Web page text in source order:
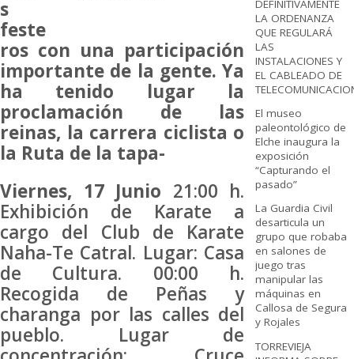
s
feste
ros con una participación
importante de la gente. Ya
ha tenido lugar la
proclamación de las
reinas, la carrera ciclista o
la Ruta de la tapa-
Viernes, 17 Junio 21:00 h.
Exhibición de Karate a
cargo del Club de Karate
Naha-Te Catral. Lugar: Casa
de Cultura. 00:00 h.
Recogida de Peñas y
charanga por las calles del
pueblo. Lugar de
DEFINITIVAMENTE
LA ORDENANZA
QUE REGULARÁ
LAS
INSTALACIONES Y
EL CABLEADO DE
El museo
paleontológico de
Elche inaugura la
exposición
“Capturando el
pasado”
La Guardia Civil
desarticula un
grupo que robaba
en salones de
juego tras
manipular las
máquinas en
Callosa de Segura
y Rojales
TORREVIEJA